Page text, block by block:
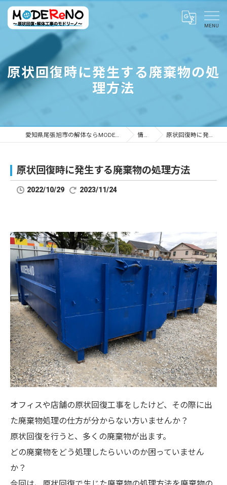
原状回復時に発生する廃棄物の処
理方法
愛知県尾張旭市の解体ならMODEReNO ～原状回復・解体工事のモドリーノ～ 情報ブログ 原状回復時に発生する廃棄物の処理方法
原状回復時に発生する廃棄物の処理方法
2022/10/29 2023/11/24
オフィスや店舗の原状回復工事をしたけど、その際に出
た廃棄物処理の仕方が分からない方いませんか？
原状回復を行うと、多くの廃棄物が出ます。
どの廃棄物をどう処理したらいいのか困っていません
か？